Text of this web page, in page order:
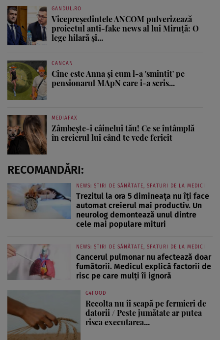
GANDUL.RO
Vicepreședintele ANCOM pulverizează
proiectul anti-fake news al lui Miruță: O
lege hilară și...
CANCAN
Cine este Anna și cum l-a 'smintit' pe
pensionarul MApN care i-a scris...
MEDIAFAX
Zâmbește-i câinelui tău! Ce se întâmplă
în creierul lui când te vede fericit
RECOMANDĂRI:
NEWS: ȘTIRI DE SĂNĂTATE, SFATURI DE LA MEDICI
Trezitul la ora 5 dimineața nu îți face
automat creierul mai productiv. Un
neurolog demontează unul dintre
cele mai populare mituri
NEWS: ȘTIRI DE SĂNĂTATE, SFATURI DE LA MEDICI
Cancerul pulmonar nu afectează doar
fumătorii. Medicul explică factorii de
risc pe care mulți îi ignoră
G4FOOD
Recolta nu îi scapă pe fermieri de
datorii / Peste jumătate ar putea
risca executarea...